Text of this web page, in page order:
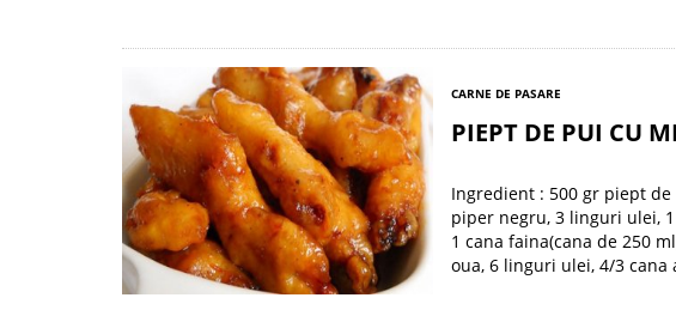
CARNE DE PASARE
PIEPT DE PUI CU
Ingredient : 500 gr piept
piper negru, 3 linguri ulei,
1 cana faina(cana de 250
oua, 6 linguri ulei, 4/3 cana